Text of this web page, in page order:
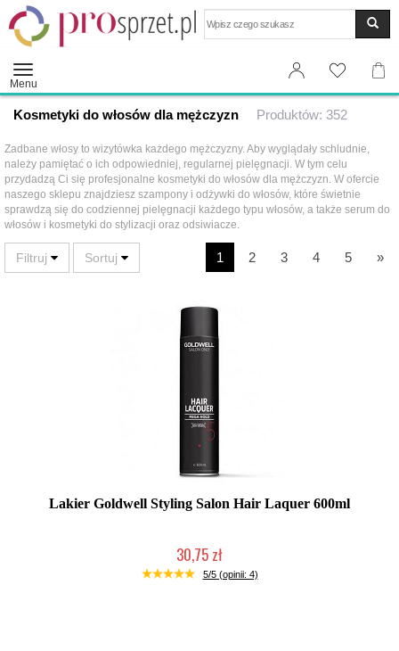
Menu
Kosmetyki do włosów dla mężczyzn Produktów: 352
Zadbane włosy to wizytówka każdego mężczyzny. Aby wyglądały schludnie,
należy pamiętać o ich odpowiedniej, regularnej pielęgnacji. W tym celu
przydadzą Ci się profesjonalne kosmetyki do włosów dla mężczyzn. W ofercie
naszego sklepu znajdziesz szampony i odżywki do włosów, które świetnie
sprawdzą się do codziennej pielęgnacji każdego typu włosów, a także serum do
włosów i kosmetyki do stylizacji oraz odsiwiacze.
1 2 3 4 5 »
Lakier Goldwell Styling Salon Hair Laquer 600ml
30,75 zł
Duża ilość (wysyłka w 24h)
5/5 (opinii: 4)